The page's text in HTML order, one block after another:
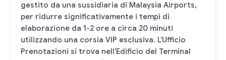
gestito da una sussidiaria di Malaysia Airports,
per ridurre significativamente i tempi di
elaborazione da 1-2 ore a circa 20 minuti
utilizzando una corsia VIP esclusiva. L'Ufficio
Prenotazioni si trova nell'Edificio del Terminal